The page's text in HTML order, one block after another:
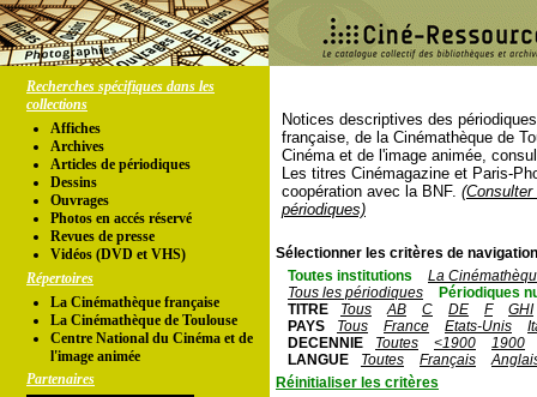
Recherches spécifiques dans les
collections
Affiches
Archives
Articles de périodiques
Dessins
Ouvrages
Photos en accés réservé
Revues de presse
Vidéos (DVD et VHS)
Répertoires
La Cinémathèque française
La Cinémathèque de Toulouse
Centre National du Cinéma et de
l'image animée
Partenaires
Notices descriptives des
française, de la Cinémathèque de
Cinéma et de l'image animée,
Les titres Cinémagazine et Paris-
coopération avec la BNF.
périodiques)
Sélectionner les critères de
Toutes institutions
La
Tous les périodiques
Périodiques
TITRE
Tous AB C DE F
GHI
PAYS
Tous France Etats-Unis
DECENNIE
Toutes <1900
1900
LANGUE
Toutes Français
Réinitialiser les critères